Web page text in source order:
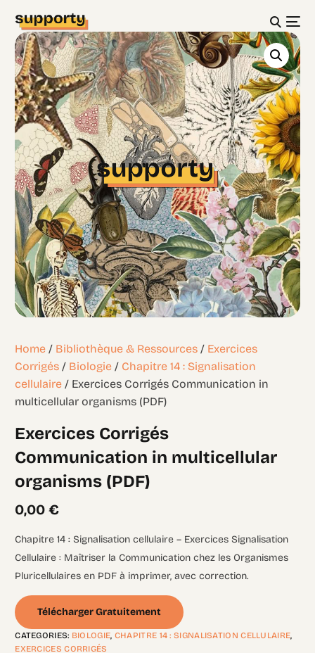
Home / Bibliothèque & Ressources / Exercices
Corrigés / Biologie / Chapitre 14 : Signalisation
cellulaire / Exercices Corrigés Communication in
multicellular organisms (PDF)
Exercices Corrigés
Communication in multicellular
organisms (PDF)
0,00€
Chapitre 14 : Signalisation cellulaire – Exercices Signalisation
Cellulaire : Maîtriser la Communication chez les Organismes
Pluricellulaires en PDF à imprimer, avec correction.
Télécharger Gratuitement
CATEGORIES: BIOLOGIE, CHAPITRE 14 : SIGNALISATION CELLULAIRE,
EXERCICES CORRIGÉS